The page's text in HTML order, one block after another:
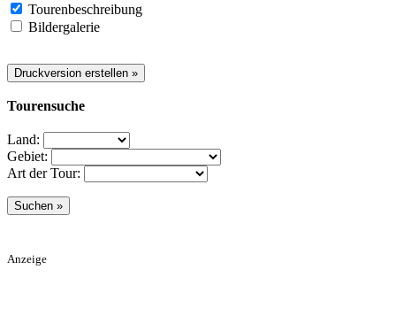
Tourenbeschreibung
Bildergalerie
Tourensuche
Land:
Gebiet:
Art der Tour:
Anzeige